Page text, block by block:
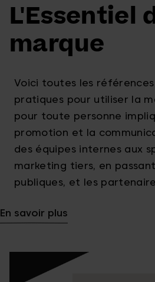
L'Essentiel
marque
Voici toutes les
pratiques pour utiliser la
pour toute personne
promotion et la
des équipes internes aux
marketing tiers, en
publiques, et les
En savoir plus